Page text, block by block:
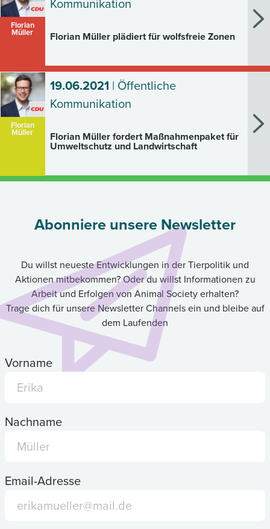
Florian
Müller Florian Müller plädiert für wolfsfreie Zonen
Florian
Müller
19.06.2021 | Öffentliche
Kommunikation
Florian Müller fordert Maßnahmenpaket für
Umweltschutz und Landwirtschaft
Abonniere unsere Newsletter
Du willst neueste Entwicklungen in der Tierpolitik und
Aktionen mitbekommen? Oder du willst Informationen zu
Arbeit und Erfolgen von Animal Society erhalten?
Trage dich für unsere Newsletter Channels ein und bleibe auf
dem Laufenden
Vorname
Nachname
Email-Adresse